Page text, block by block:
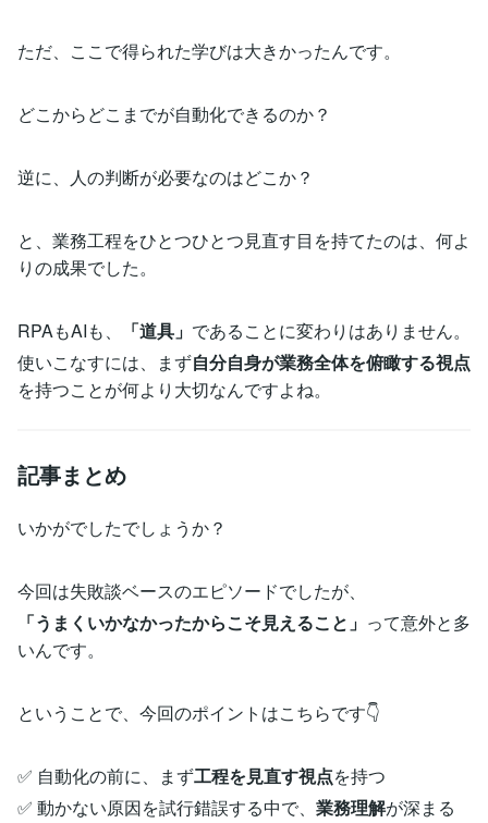
ただ、ここで得られた学びは大きかったんです。
どこからどこまでが自動化できるのか？
逆に、人の判断が必要なのはどこか？
と、業務工程をひとつひとつ見直す目を持てたのは、何よ
りの成果でした。
RPAもAIも、 「道具」 であることに変わりはありません。
使いこなすには、まず自分自身が業務全体を俯瞰する視点
を持つことが何より大切なんですよね。
記事まとめ
いかがでしたでしょうか？
今回は失敗談ベースのエピソードでしたが、
「うまくいかなかったからこそ見えること」 って意外と多
いんです。
ということで、今回のポイントはこちらです👇
✅ 自動化の前に、まず工程を見直す視点を持つ
✅ 動かない原因を試行錯誤する中で、 業務理解が深まる